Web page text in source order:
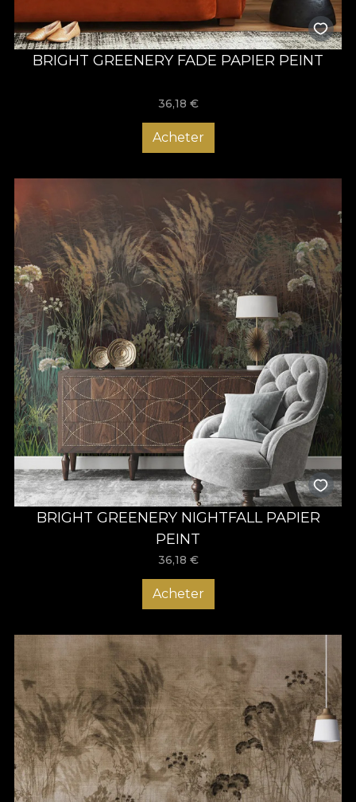
BRIGHT GREENERY FADE PAPIER PEINT
36,18 €
Acheter
BRIGHT GREENERY NIGHTFALL PAPIER
PEINT
36,18 €
Acheter